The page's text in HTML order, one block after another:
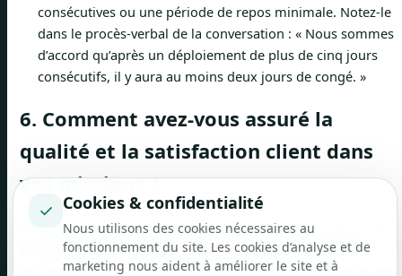
consécutives ou une période de repos minimale. Notez-le
dans le procès-verbal de la conversation : « Nous sommes
d’accord qu’après un déploiement de plus de cinq jours
consécutifs, il y aura au moins deux jours de congé. »
6. Comment avez-vous assuré la
qualité et la satisfaction client dans
vos missions ?
Cette question est l'une des questions centrales
lors des entretiens avec les employéslorsqu'il s'agit de
secteurs de services et orientés client tels que l'hôtellerie, les
✓ Cookies & confidentialité
Nous utilisons des cookies nécessaires au
fonctionnement du site. Les cookies d’analyse et de
marketing nous aident à améliorer le site et à